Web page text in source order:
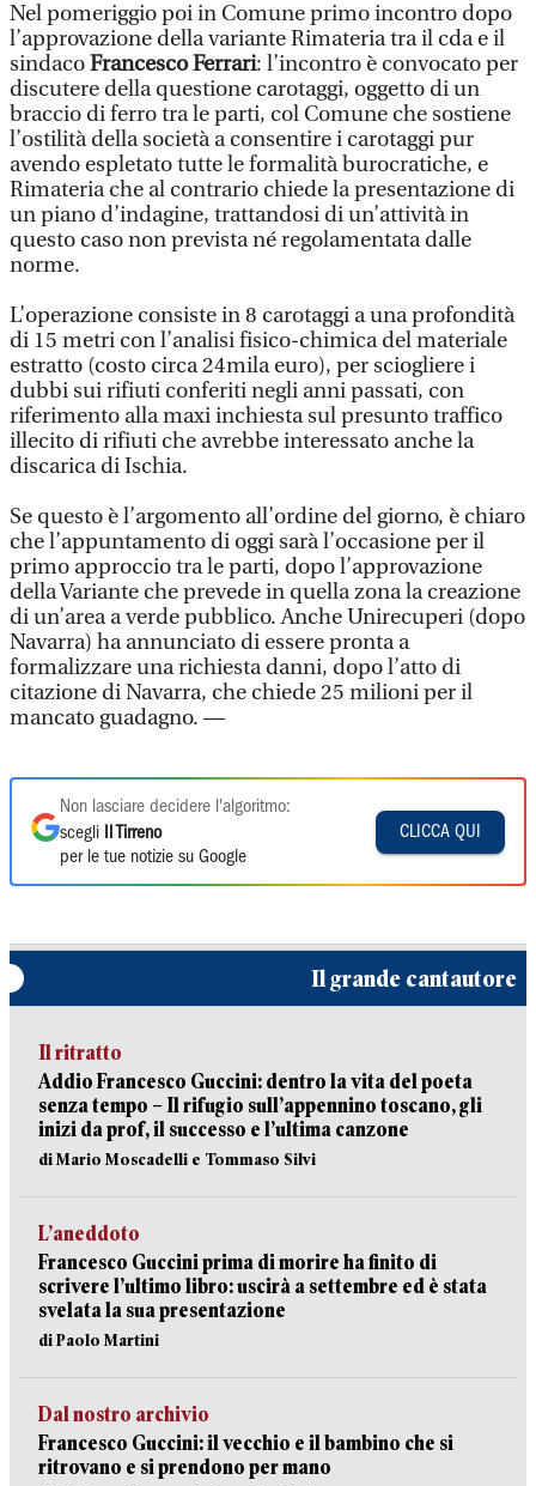
Nel pomeriggio poi in Comune primo incontro dopo
l’approvazione della variante Rimateria tra il cda e il
sindacoFrancesco Ferrari: l’incontro è convocato per
discutere della questione carotaggi, oggetto di un
braccio di ferro tra le parti, col Comune che sostiene
l’ostilità della società a consentire i carotaggi pur
avendo espletato tutte le formalità burocratiche, e
Rimateria che al contrario chiede la presentazione di
un piano d’indagine, trattandosi di un’attività in
questo caso non prevista né regolamentata dalle
norme.
L’operazione consiste in 8 carotaggi a una profondità
di 15 metri con l’analisi fisico-chimica del materiale
estratto (costo circa 24mila euro), per sciogliere i
dubbi sui rifiuti conferiti negli anni passati, con
riferimento alla maxi inchiesta sul presunto traffico
illecito di rifiuti che avrebbe interessato anche la
discarica di Ischia.
Se questo è l’argomento all’ordine del giorno, è chiaro
che l’appuntamento di oggi sarà l’occasione per il
primo approccio tra le parti, dopo l’approvazione
della Variante che prevede in quella zona la creazione
di un’area a verde pubblico. Anche Unirecuperi (dopo
Navarra) ha annunciato di essere pronta a
formalizzare una richiesta danni, dopo l’atto di
citazione di Navarra, che chiede 25 milioni per il
mancato guadagno. —
Non lasciare decidere l'algoritmo:
scegli
Il Tirreno
per le tue notizie su Google
CLICCA QUI
Il grande cantautore
Il ritratto
Addio Francesco Guccini: dentro la vita del poeta
senza tempo – Il rifugio sull’appennino toscano, gli
inizi da prof, il successo e l’ultima canzone
di Mario Moscadelli e Tommaso Silvi
L’aneddoto
Francesco Guccini prima di morire ha finito di
scrivere l’ultimo libro: uscirà a settembre ed è stata
svelata la sua presentazione
di Paolo Martini
Dal nostro archivio
Francesco Guccini: il vecchio e il bambino che si
ritrovano e si prendono per mano